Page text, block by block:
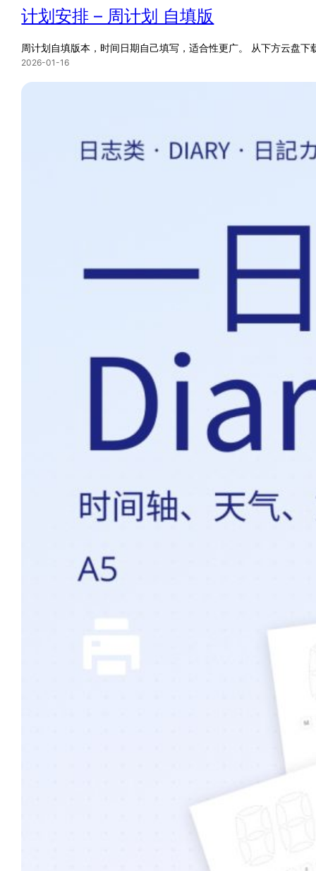
计划安排 – 周计划 自填版
周计划自填版本，时间日期自己填写，适合性更广。 从下方云盘
2026-01-16